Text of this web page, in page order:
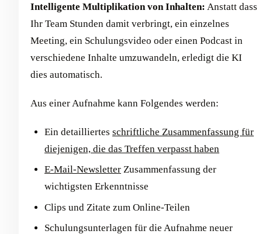
Intelligente Multiplikation von Inhalten: Anstatt dass
Ihr Team Stunden damit verbringt, ein einzelnes
Meeting, ein Schulungsvideo oder einen Podcast in
verschiedene Inhalte umzuwandeln, erledigt die KI
dies automatisch.
Aus einer Aufnahme kann Folgendes werden:
Ein detailliertes schriftliche Zusammenfassung für
diejenigen, die das Treffen verpasst haben
E-Mail-Newsletter Zusammenfassung der
wichtigsten Erkenntnisse
Clips und Zitate zum Online-Teilen
Schulungsunterlagen für die Aufnahme neuer